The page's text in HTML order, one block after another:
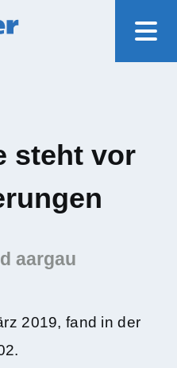
steht vor
aargau
2019, fand in der